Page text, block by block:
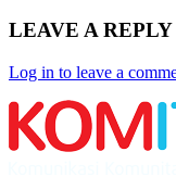
LEAVE A REPLY
Log in to leave a